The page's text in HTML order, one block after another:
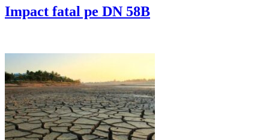
Impact fatal pe DN 58B